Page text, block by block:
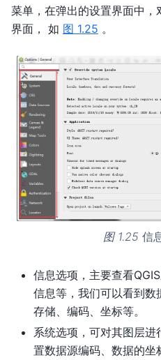
菜单，在弹出的设置界面中，
界面， 如 图 1.25 。
图 1.25 信
信息选项，主要查看
信息等，我们可以看到数
存储、编码、坐标等。
系统选项，可对其图层
置数据源编码、数据的坐